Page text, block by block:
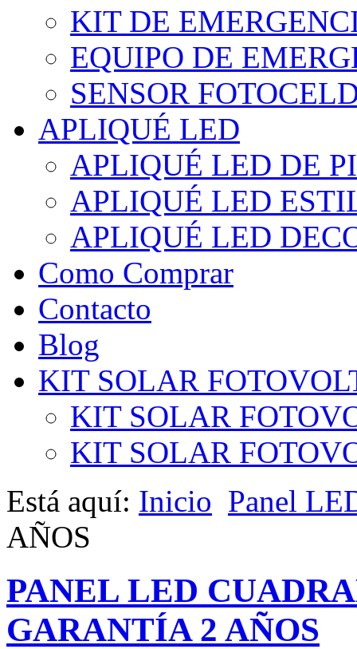
KIT DE
EQUIPO DE
SENSOR
APLIQUÉ LED
APLIQUÉ LED DE
APLIQUÉ LED
APLIQUÉ LED
Como Comprar
Contacto
Blog
KIT SOLAR
KIT SOLAR
KIT SOLAR
Está aquí: Inicio Panel
AÑOS
PANEL LED
GARANTÍA 2 AÑOS